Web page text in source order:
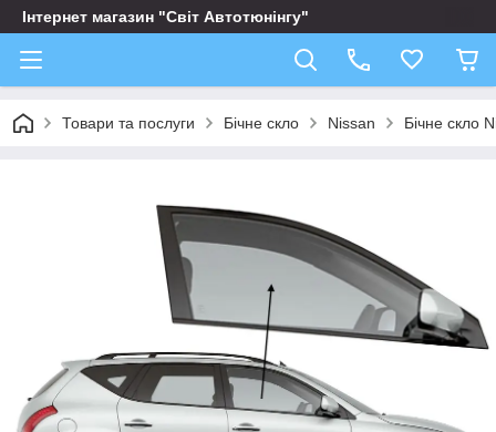
Інтернет магазин "Світ Автотюнінгу"
Товари та послуги Бічне скло Nissan Бічне скло